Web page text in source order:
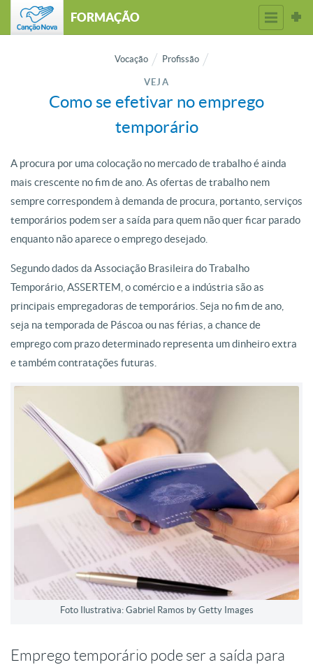
FORMAÇÃO
Vocação Profissão
VEJA
Como se efetivar no emprego
temporário
A procura por uma colocação no mercado de trabalho é ainda
mais crescente no fim de ano. As ofertas de trabalho nem
sempre correspondem à demanda de procura, portanto, serviços
temporários podem ser a saída para quem não quer ficar parado
enquanto não aparece o emprego desejado.
Segundo dados da Associação Brasileira do Trabalho
Temporário, ASSERTEM, o comércio e a indústria são as
principais empregadoras de temporários. Seja no fim de ano,
seja na temporada de Páscoa ou nas férias, a chance de
emprego com prazo determinado representa um dinheiro extra
e também contratações futuras.
Foto Ilustrativa: Gabriel Ramos by Getty Images
Emprego temporário pode ser a saída para